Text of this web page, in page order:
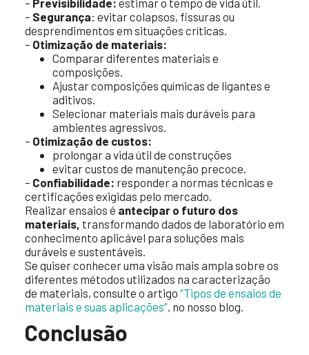
– Segurança: evitar colapsos, fissuras ou
desprendimentos em situações críticas.
– Otimização de materiais:
Comparar diferentes materiais e
composições.
Ajustar composições químicas de ligantes e
aditivos.
Selecionar materiais mais duráveis para
ambientes agressivos.
– Otimização de custos:
prolongar a vida útil de construções
evitar custos de manutenção precoce.
– Confiabilidade: responder a normas técnicas e
certificações exigidas pelo mercado.
Realizar ensaios é antecipar o futuro dos
materiais, transformando dados de laboratório em
conhecimento aplicável para soluções mais
duráveis e sustentáveis.
Se quiser conhecer uma visão mais ampla sobre os
diferentes métodos utilizados na caracterização
de materiais, consulte o artigo “Tipos de ensaios de
materiais e suas aplicações”, no nosso blog.
Conclusão